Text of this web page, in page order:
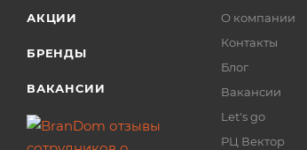
АКЦИИ
БРЕНДЫ
ВАКАНСИИ
О компании
Контакты
Блог
Вакансии
Let's go
РЦ Вектор